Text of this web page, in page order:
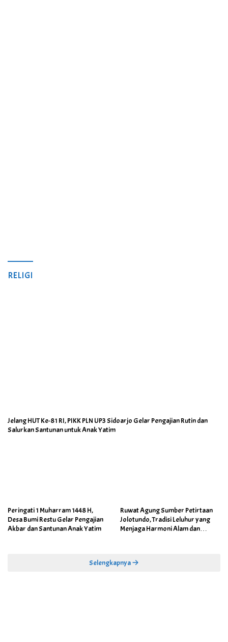
RELIGI
Jelang HUT Ke-81 RI, PIKK PLN UP3 Sidoarjo Gelar Pengajian Rutin dan
Salurkan Santunan untuk Anak Yatim
Peringati 1 Muharram 1448 H,
Desa Bumi Restu Gelar Pengajian
Akbar dan Santunan Anak Yatim
Ruwat Agung Sumber Petirtaan
Jolotundo, Tradisi Leluhur yang
Menjaga Harmoni Alam dan
Selengkapnya